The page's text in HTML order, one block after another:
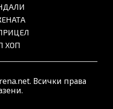
ХОП
Всички права